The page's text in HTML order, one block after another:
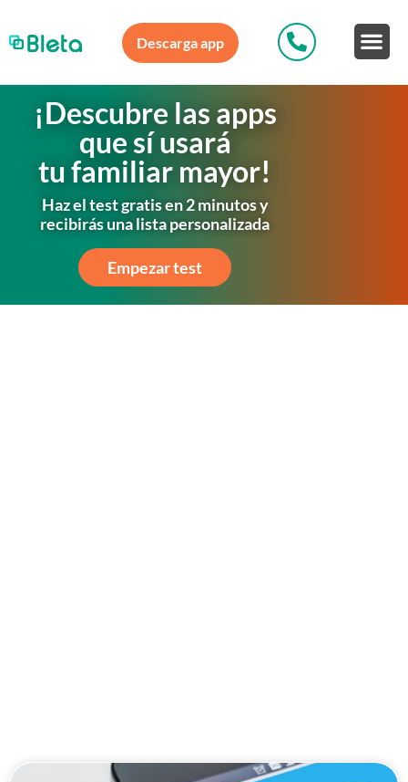
Descarga app
¡Descubre las apps
que sí usará
tu familiar mayor!
Haz el test gratis en 2 minutos y
recibirás una lista personalizada
Empezar test